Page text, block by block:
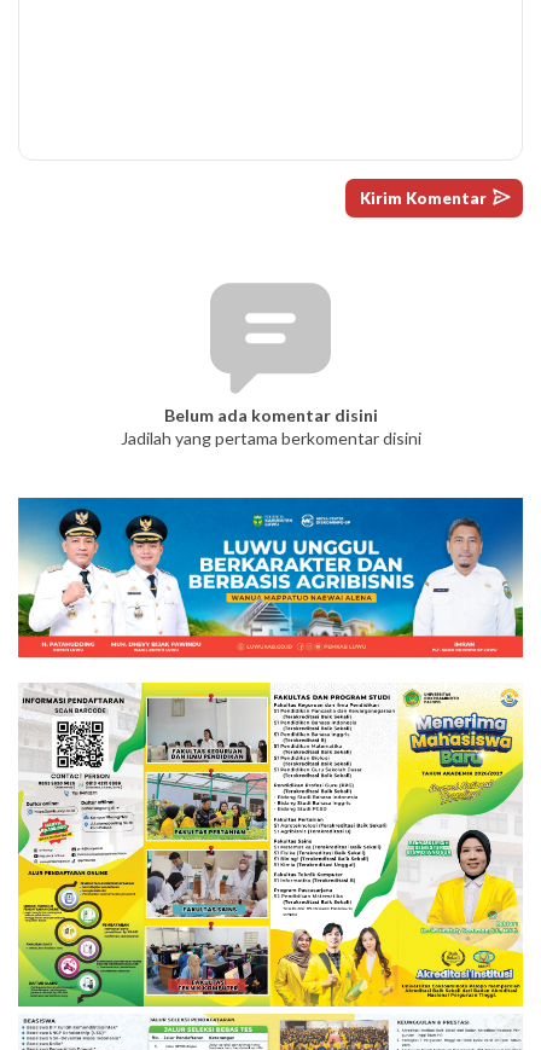
Belum ada komentar disini
Jadilah yang pertama berkomentar disini